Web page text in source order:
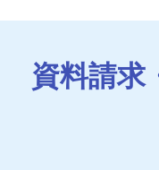
資料請求